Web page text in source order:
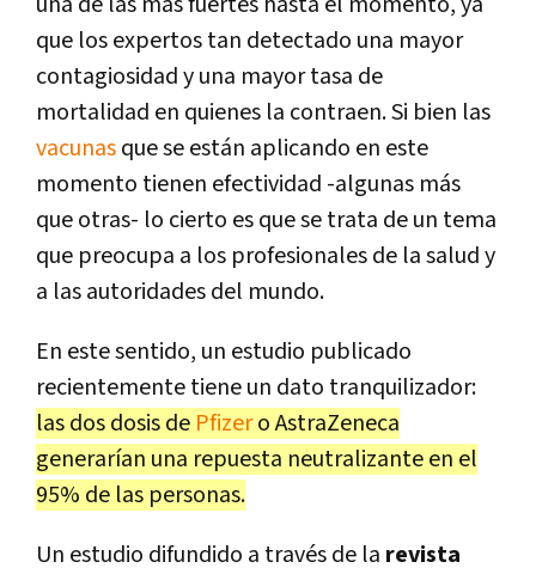
que los expertos tan detectado una mayor
contagiosidad y una mayor tasa de
mortalidad en quienes la contraen. Si bien las
vacunasque se están aplicando en este
momento tienen efectividad -algunas más
que otras- lo cierto es que se trata de un tema
que preocupa a los profesionales de la salud y
a las autoridades del mundo.
En este sentido, un estudio publicado
recientemente tiene un dato tranquilizador:
las dos dosis de Pfizero AstraZeneca
generarían una repuesta neutralizante en el
95% de las personas.
Un estudio difundido a través de la revista